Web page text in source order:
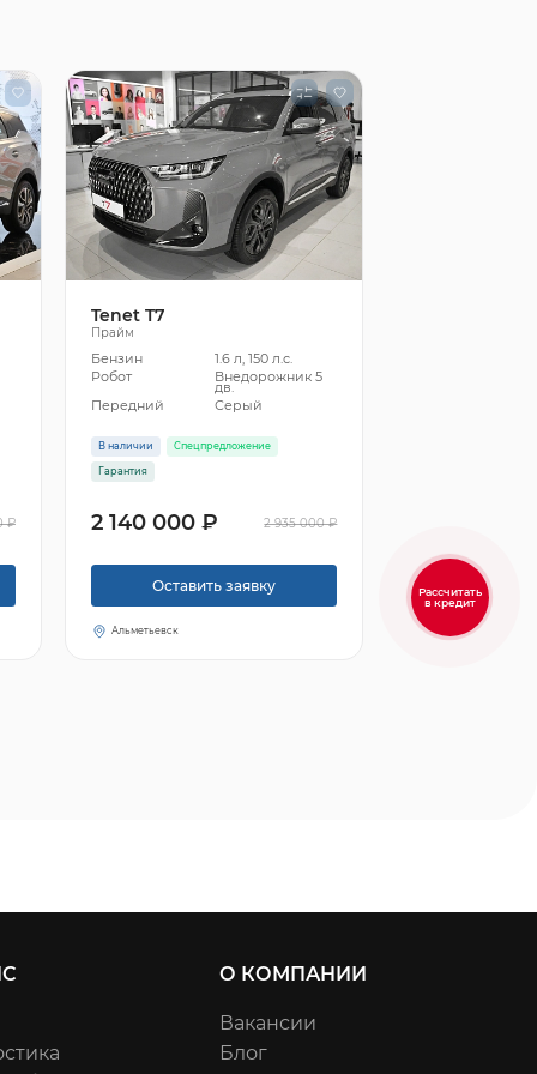
₽
Tenet T7
Прайм
Бензин
1.6 л, 150 л.с.
Робот
Внедорожник 5
дв.
Передний
Серый
В наличии Спецпредложение
Гарантия
2 140 000 ₽ 2 935 000 ₽
Оставить заявку
Альметьевск
О КОМПАНИИ
Вакансии
Блог
Рассчитать
в кредит